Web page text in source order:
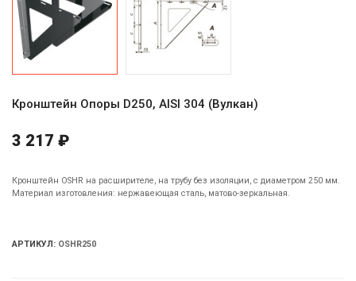
Кронштейн Опоры D250, AISI 304 (Вулкан)
3 217 ₽
Кронштейн OSHR на расширителе, на трубу без изоляции, с диаметром 250 мм.
Материал изготовления: нержавеющая сталь, матово-зеркальная.
АРТИКУЛ: OSHR250